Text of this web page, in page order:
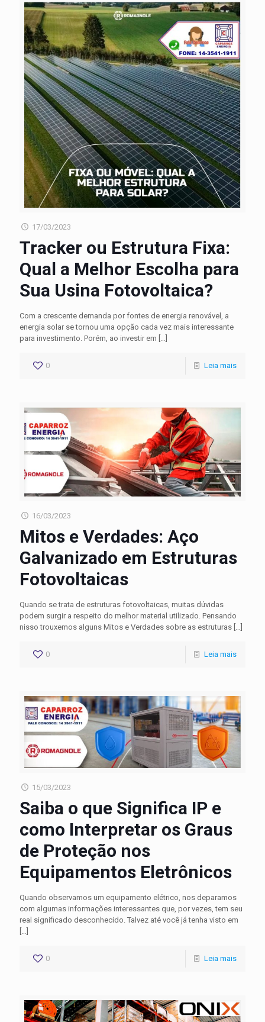
17/03/2023
Tracker ou Estrutura Fixa:
Qual a Melhor Escolha para
Sua Usina Fotovoltaica?
Com a crescente demanda por fontes de energia renovável, a
energia solar se tornou uma opção cada vez mais interessante
para investimento. Porém, ao investir em […]
0 Leia mais
16/03/2023
Mitos e Verdades: Aço
Galvanizado em Estruturas
Fotovoltaicas
Quando se trata de estruturas fotovoltaicas, muitas dúvidas
podem surgir a respeito do melhor material utilizado. Pensando
nisso trouxemos alguns Mitos e Verdades sobre as estruturas
0 Leia mais
15/03/2023
Saiba o que Significa IP e
como Interpretar os Graus
de Proteção nos
Equipamentos Eletrônicos
Quando observamos um equipamento elétrico, nos deparamos
com algumas informações interessantes que, por vezes, tem seu
real significado desconhecido. Talvez até você já tenha visto em
[…]
0 Leia mais